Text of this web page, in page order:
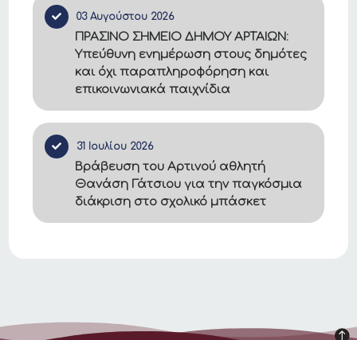
03 Αυγούστου 2026
ΠΡΑΣΙΝΟ ΣΗΜΕΙΟ ΔΗΜΟΥ ΑΡΤΑΙΩΝ:
Υπεύθυνη ενημέρωση στους δημότες
και όχι παραπληροφόρηση και
επικοινωνιακά παιχνίδια
31 Ιουλίου 2026
Βράβευση του Αρτινού αθλητή
Θανάση Γάτσιου για την παγκόσμια
διάκριση στο σχολικό μπάσκετ